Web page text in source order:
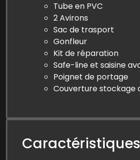
Tube en PVC
2 Avirons
Sac de trasport
Gonfleur
Kit de réparation
Safe-line et saisine
Poignet de portage
Couverture stockage
Caractéristiques